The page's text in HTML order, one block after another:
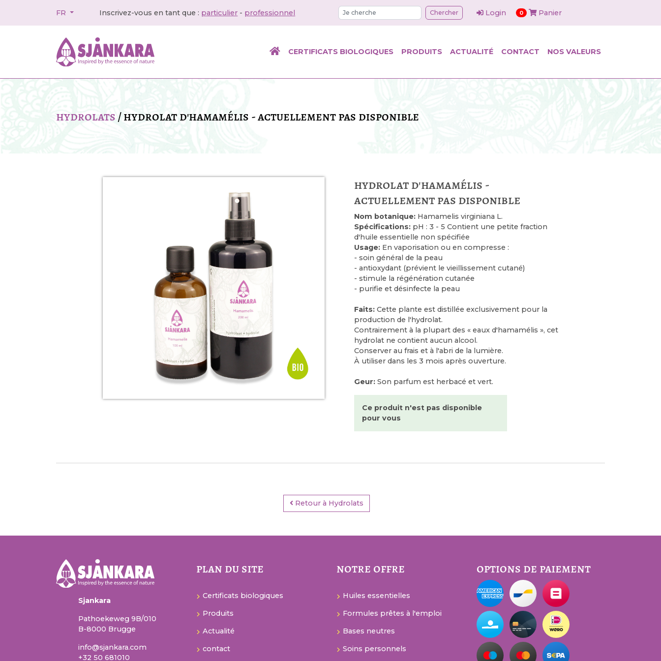
FR Inscrivez-vous en tant que : particulier - professionnel Chercher Login 0articles dans le panier
Panier
CERTIFICATS BIOLOGIQUES PRODUITS ACTUALITÉ CONTACT NOS VALEURS
hydrolats/hydrolat d'hamamélis - actuellement pas disponible
hydrolat d'hamamélis -
actuellement pas disponible
Nom botanique: Hamamelis virginiana L.
Spécifications: pH : 3 - 5 Contient une petite fraction
d'huile essentielle non spécifiée
Usage: En vaporisation ou en compresse :
- soin général de la peau
- antioxydant (prévient le vieillissement cutané)
- stimule la régénération cutanée
- purifie et désinfecte la peau
Faits: Cette plante est distillée exclusivement pour la
production de l'hydrolat.
Contrairement à la plupart des « eaux d'hamamélis », cet
hydrolat ne contient aucun alcool.
Conserver au frais et à l'abri de la lumière.
À utiliser dans les 3 mois après ouverture.
Geur: Son parfum est herbacé et vert.
Ce produit n'est pas disponible
pour vous
Retour à Hydrolats
Sjankara
Pathoekeweg 9B/010
B-8000 Brugge
info@sjankara.com
+32 50 681010
plan du site
Certificats biologiques
Produits
Actualité
contact
notre offre
Huiles essentielles
Formules prêtes à l'emploi
Bases neutres
Soins personnels
options de paiement